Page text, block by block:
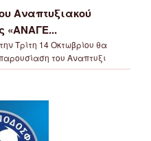
Αναπτυξιακού
«ΑΝΑΓΕ...
Τρίτη 14 Οκτωβρίου θα
του Αναπτυξι